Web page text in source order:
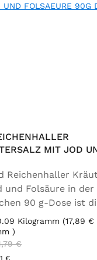
MIT JOD
Reichenhaller
und Folsäure in der
90 g-Dose ist
Würzmischung
Ernährung. Fein
Gartenkräuter
Kilogramm (17,89 €
)
Preis:
€
€